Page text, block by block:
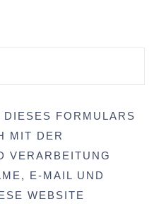
FORMULARS
MIT DER
VERARBEITUNG
E-MAIL UND
WEBSITE